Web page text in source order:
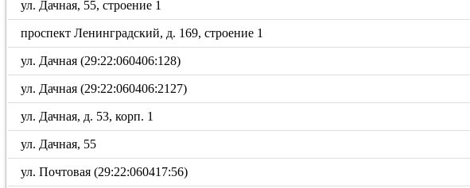
ул. Дачная, 55, строение 1
проспект Ленинградский, д. 169, строение 1
ул. Дачная (29:22:060406:128)
ул. Дачная (29:22:060406:2127)
ул. Дачная, д. 53, корп. 1
ул. Дачная, 55
ул. Почтовая (29:22:060417:56)